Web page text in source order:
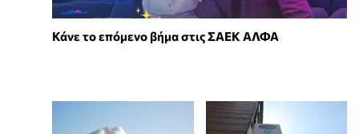
Κάνε το επόμενο βήμα στις ΣΑΕΚ ΑΛΦΑ